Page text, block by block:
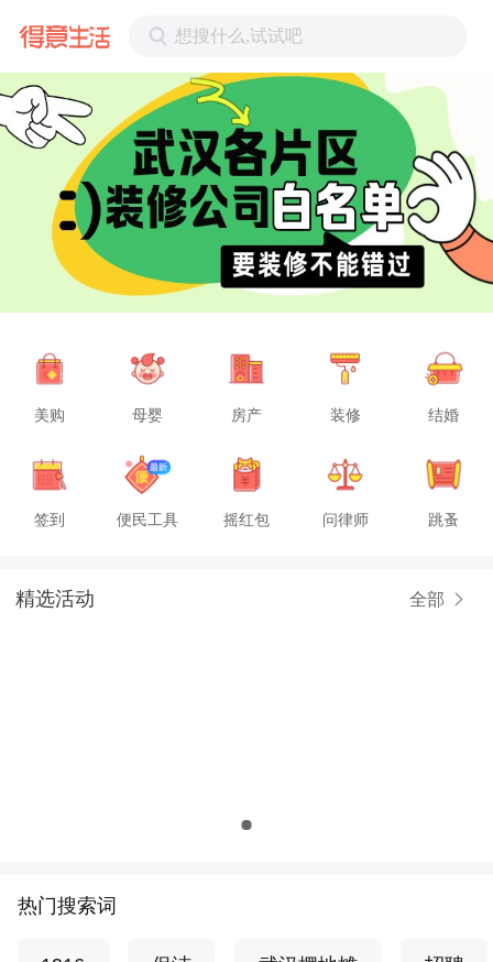
想搜什么,试试吧
美购 母婴 房产 装修 结婚
签到 便民工具 摇红包 问律师 跳蚤
精选活动 全部
热门搜索词